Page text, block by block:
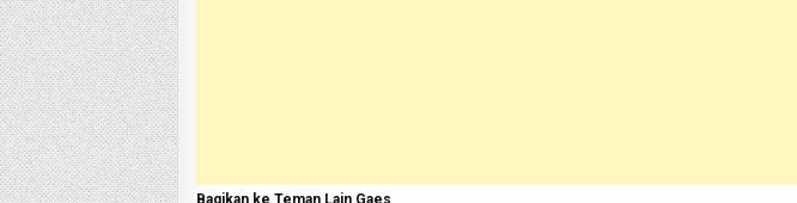
Bagikan ke Teman Lain Gaes